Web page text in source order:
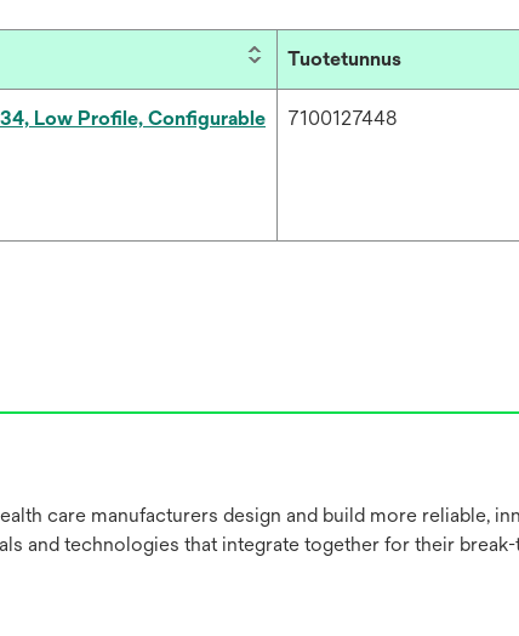
Tuotetunnus
Low Profile, Configurable 7100127448
care manufacturers design and build more reliable,
and technologies that integrate together for their